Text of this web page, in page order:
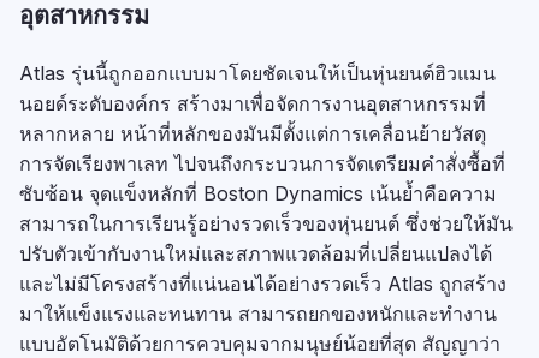
อุตสาหกรรม
Atlas รุ่นนี้ถูกออกแบบมาโดยชัดเจนให้เป็นหุ่นยนต์ฮิวแมน
นอยด์ระดับองค์กร สร้างมาเพื่อจัดการงานอุตสาหกรรมที่
หลากหลาย หน้าที่หลักของมันมีตั้งแต่การเคลื่อนย้ายวัสดุ
การจัดเรียงพาเลท ไปจนถึงกระบวนการจัดเตรียมคำสั่งซื้อที่
ซับซ้อน จุดแข็งหลักที่ Boston Dynamics เน้นย้ำคือความ
สามารถในการเรียนรู้อย่างรวดเร็วของหุ่นยนต์ ซึ่งช่วยให้มัน
ปรับตัวเข้ากับงานใหม่และสภาพแวดล้อมที่เปลี่ยนแปลงได้
และไม่มีโครงสร้างที่แน่นอนได้อย่างรวดเร็ว Atlas ถูกสร้าง
มาให้แข็งแรงและทนทาน สามารถยกของหนักและทำงาน
แบบอัตโนมัติด้วยการควบคุมจากมนุษย์น้อยที่สุด สัญญาว่า